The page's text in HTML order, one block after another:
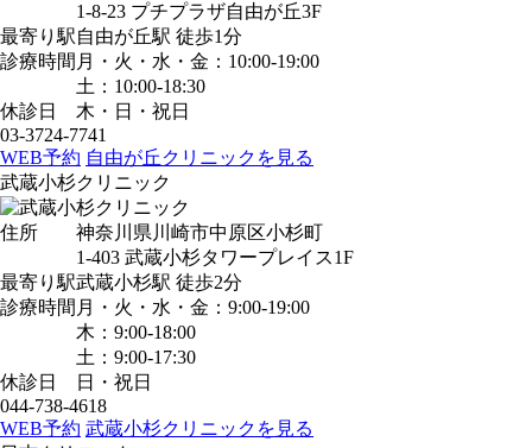
1-8-23 プチプラザ自由が丘3F
最寄り駅自由が丘駅 徒歩1分
診療時間 月・火・水・金：10:00-19:00
土：10:00-18:30
休診日
木・日・祝日
03-3724-7741
WEB予約 自由が丘クリニックを見る
武蔵小杉クリニック
住所
神奈川県川崎市中原区小杉町
1-403 武蔵小杉タワープレイス1F
最寄り駅武蔵小杉駅 徒歩2分
診療時間 月・火・水・金：9:00-19:00
木：9:00-18:00
土：9:00-17:30
休診日
日・祝日
044-738-4618
WEB予約 武蔵小杉クリニックを見る